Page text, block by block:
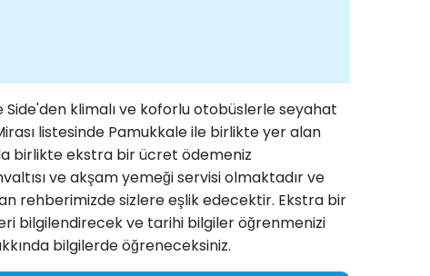
klimalı ve koforlu otobüslerle seyahat
listesinde Pamukkale ile birlikte yer alan
birlikte ekstra bir ücret ödemeniz
ve akşam yemeği servisi olmaktadır ve
rehberimizde sizlere eşlik edecektir. Ekstra bir
bilgilendirecek ve tarihi bilgiler öğrenmenizi
bilgilerde öğreneceksiniz.